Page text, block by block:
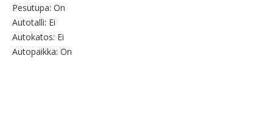
Pesutupa: On
Autotalli: Ei
Autokatos: Ei
Autopaikka: On